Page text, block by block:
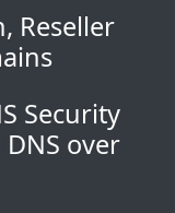
Reseller
Security
DNS over